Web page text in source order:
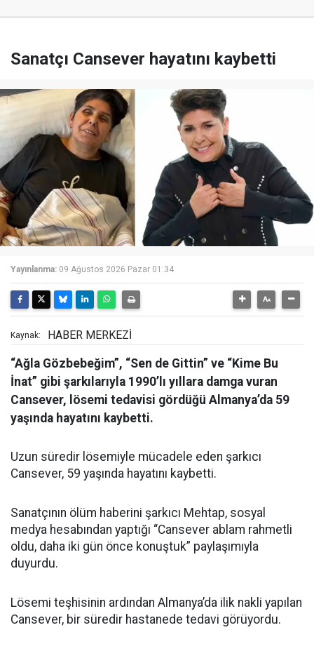
Sanatçı Cansever hayatını kaybetti
Yayınlanma: 09 Ağustos 2026 Pazar 01:34
Kaynak: HABER MERKEZİ
“Ağla Gözbebeğim”, “Sen de Gittin” ve “Kime Bu
İnat” gibi şarkılarıyla 1990’lı yıllara damga vuran
Cansever, lösemi tedavisi gördüğü Almanya’da 59
yaşında hayatını kaybetti.
Uzun süredir lösemiyle mücadele eden şarkıcı
Cansever, 59 yaşında hayatını kaybetti.
Sanatçının ölüm haberini şarkıcı Mehtap, sosyal
medya hesabından yaptığı “Cansever ablam rahmetli
oldu, daha iki gün önce konuştuk” paylaşımıyla
duyurdu.
Lösemi teşhisinin ardından Almanya’da ilik nakli yapılan
Cansever, bir süredir hastanede tedavi görüyordu.